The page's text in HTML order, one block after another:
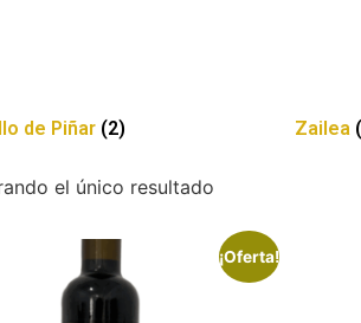
de Piñar (2) Zailea
el único resultado
¡Oferta!